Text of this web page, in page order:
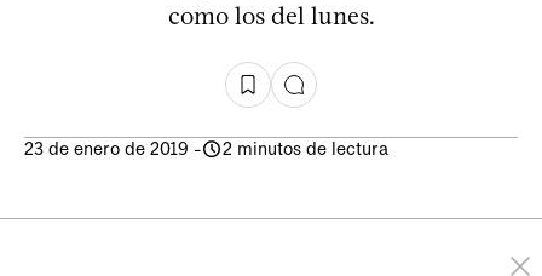
como los del lunes.
23 de enero de 2019 - 2 minutos de lectura